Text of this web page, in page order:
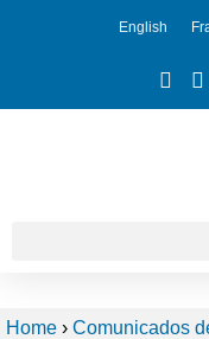
English
Home › Comunicados